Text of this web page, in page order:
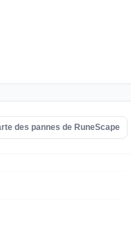
des pannes de RuneScape